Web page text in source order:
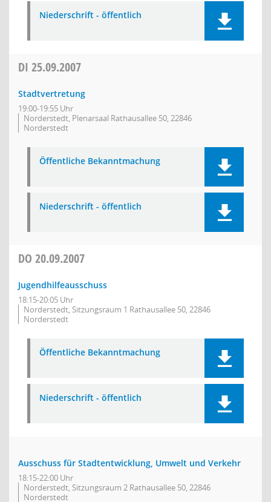
Niederschrift - öffentlich
DI 25.09.2007
Stadtvertretung
19:00-19:55 Uhr
Norderstedt, Plenarsaal Rathausallee 50, 22846
Norderstedt
Öffentliche Bekanntmachung
Niederschrift - öffentlich
DO 20.09.2007
Jugendhilfeausschuss
18:15-20:05 Uhr
Norderstedt, Sitzungsraum 1 Rathausallee 50, 22846
Norderstedt
Öffentliche Bekanntmachung
Niederschrift - öffentlich
Ausschuss für Stadtentwicklung, Umwelt und Verkehr
18:15-22:00 Uhr
Norderstedt, Sitzungsraum 2 Rathausallee 50, 22846
Norderstedt